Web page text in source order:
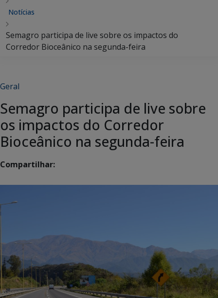
Notícias
Semagro participa de live sobre os impactos do
Corredor Bioceânico na segunda-feira
Geral
Semagro participa de live sobre
os impactos do Corredor
Bioceânico na segunda-feira
Compartilhar: